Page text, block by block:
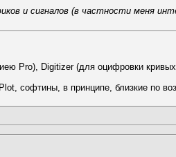
и сигналов (в частности меня
Pro), Digitizer (для оцифровки
софтины, в принципе, близкие по